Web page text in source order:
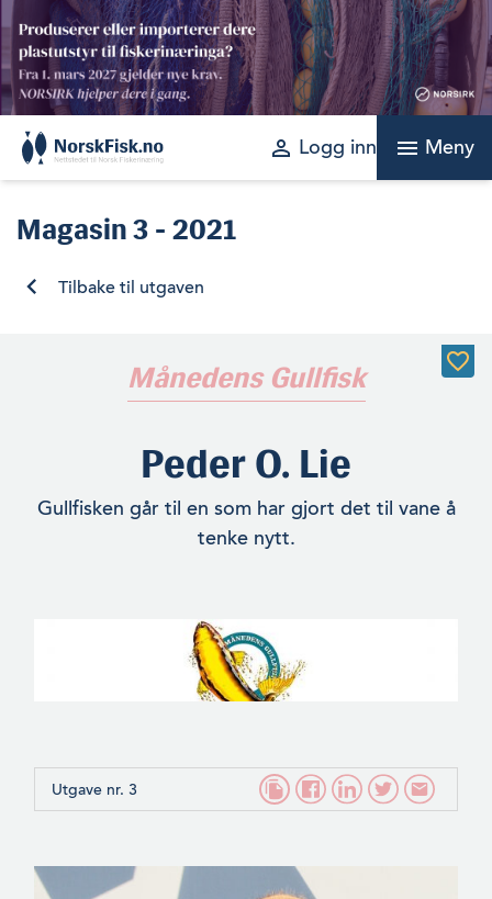
Skip
content
perm_identity Logg inn menu Meny
Magasin3 - 2021
Tilbake til utgaven
Månedens Gullfisk
Peder O. Lie
Gullfisken går til en som har gjort det til vane å
tenke nytt.
Utgave nr. 3